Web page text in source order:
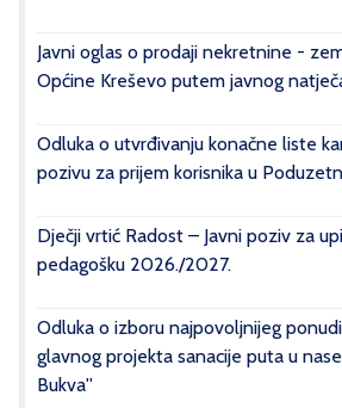
Javni oglas o prodaji nekretnine -
Općine Kreševo putem javnog
Odluka o utvrđivanju konačne liste
pozivu za prijem korisnika u
Dječji vrtić Radost – Javni poziv za
pedagošku 2026./2027.
Odluka o izboru najpovoljnijeg
glavnog projekta sanacije puta u
Bukva''